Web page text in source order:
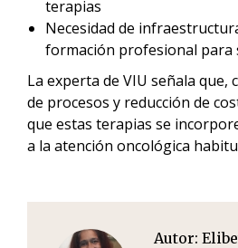
terapias
Necesidad de
formación profesional para
La experta de VIU señala que,
de procesos y reducción de
que estas terapias se
a la atención oncológica
Autor: